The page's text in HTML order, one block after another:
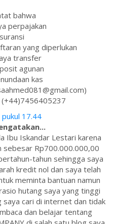
bahwa
perpajakan
yang diperlukan
transfer
agunan
kas
(+44)7456405237
17.44
Ibu Iskandar Lestari karena
sebesar Rp700.000.000,00
tahun sehingga saya
kredit nol dan saya telah
meminta bantuan namun
hutang saya yang tinggi
cari di internet dan tidak
dan belajar tentang